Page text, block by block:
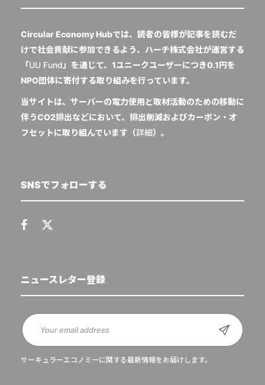
Circular Economy Hubでは、読者の皆様が記事を読むだ
けで社会貢献に参加できるよう、ハーチ株式会社が運営する
「UU Fund 」を通じて、1ユニークユーザーにつき0.1円を
NPO団体に寄付する取り組みを行っています。
当サイトは、サーバーの電力使用と取材活動のための移動に
伴うCO2排出などにおいて、排出削減およびカーボン・オ
フセットに取り組んでいます（詳細）。
SNSでフォローする
ニュースレター登録
サーキュラーエコノミーに関する最新情報をお届けします。